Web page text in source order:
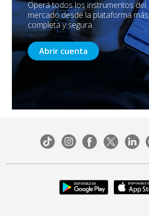
Operá todos los instrumentos del
mercado desde la plataforma más
completa y segura.
Abrir cuenta